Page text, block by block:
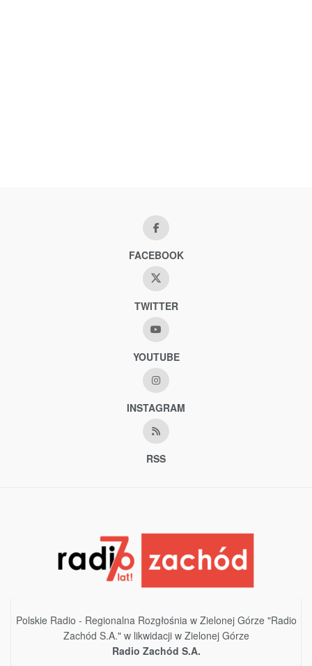
FACEBOOK
TWITTER
YOUTUBE
INSTAGRAM
RSS
Polskie Radio - Regionalna Rozgłośnia w Zielonej Górze "Radio
Zachód S.A." w likwidacji w Zielonej Górze
Radio Zachód S.A.